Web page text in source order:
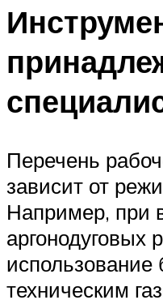
Перечень
зависит от
Например, при
аргонодуговых
использование
техническим